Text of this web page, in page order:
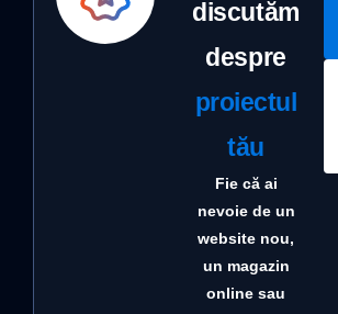
discutăm
despre
proiectul
tău
Fie că ai
nevoie de un
website nou,
un magazin
online sau